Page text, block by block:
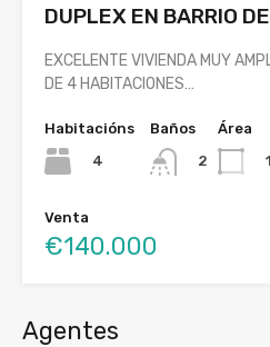
DUPLEX EN BARRIO
EXCELENTE VIVIENDA MUY
DE 4 HABITACIONES…
Habitacións
4
Baños
2
Área
Venta
€140.000
Agentes